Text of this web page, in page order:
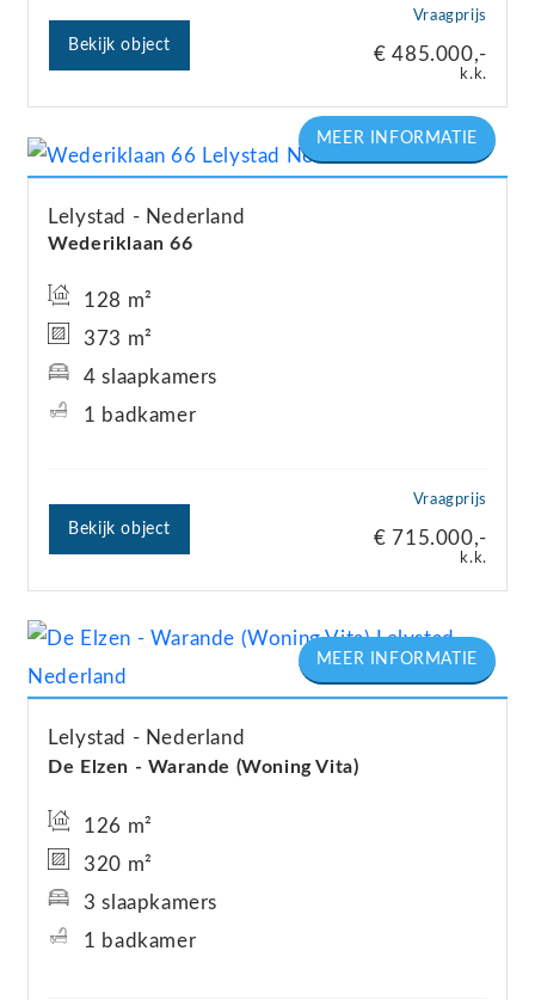
Vraagprijs
€ 485.000,-
k.k.
Bekijk object
Wederiklaan 66
Lelystad Nederland
Vraagprijs
€ 715.000,-
k.k.
128 m²
373 m²
4 slaapkamers
1 badkamer
Bekijk object
De Elzen - Warande (Woning Vita)
Lelystad Nederland
126 m²
320 m²
3 slaapkamers
1 badkamer